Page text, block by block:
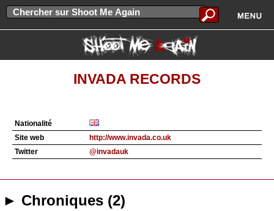
INVADA RECORDS
Nationalité
Site web
http://www.invada.co.uk
Twitter
@invadauk
► Chroniques (2)